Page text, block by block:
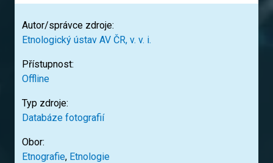
Autor/správce zdroje:
Etnologický ústav AV ČR, v. v. i.
Přístupnost:
Offline
Typ zdroje:
Databáze fotografií
Obor:
Etnografie, Etnologie